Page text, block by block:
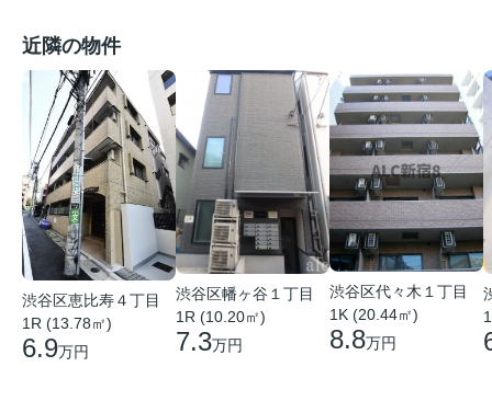
近隣の物件
渋谷区恵比寿４丁目
1R (13.78㎡)
6.9万円
渋谷区幡ヶ谷１丁目
1R (10.20㎡)
7.3万円
渋谷区代々木１丁目
1K (20.44㎡)
8.8万円